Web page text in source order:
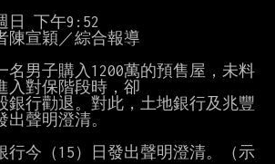
日 下午9:52
陳宣穎／綜合報導
名男子購入1200萬的預售屋，未料
入對保階段時，卻
銀行勸退。對此，土地銀行及兆豐
出聲明澄清。
行今（15）日發出聲明澄清。（示